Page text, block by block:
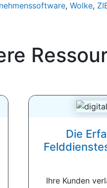
, Wolke,
Die
Ihre Kunden